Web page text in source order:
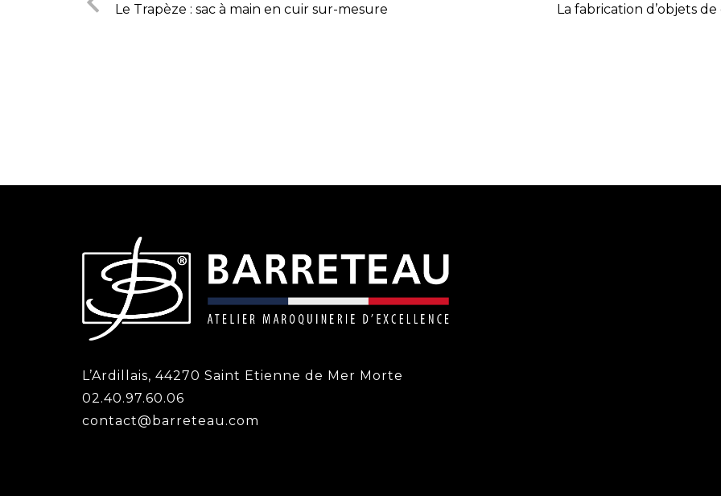
Le Trapèze : sac à main en cuir sur-mesure La fabrication d’objets
L’Ardillais, 44270 Saint Etienne de Mer Morte
02.40.97.60.06
contact@barreteau.com